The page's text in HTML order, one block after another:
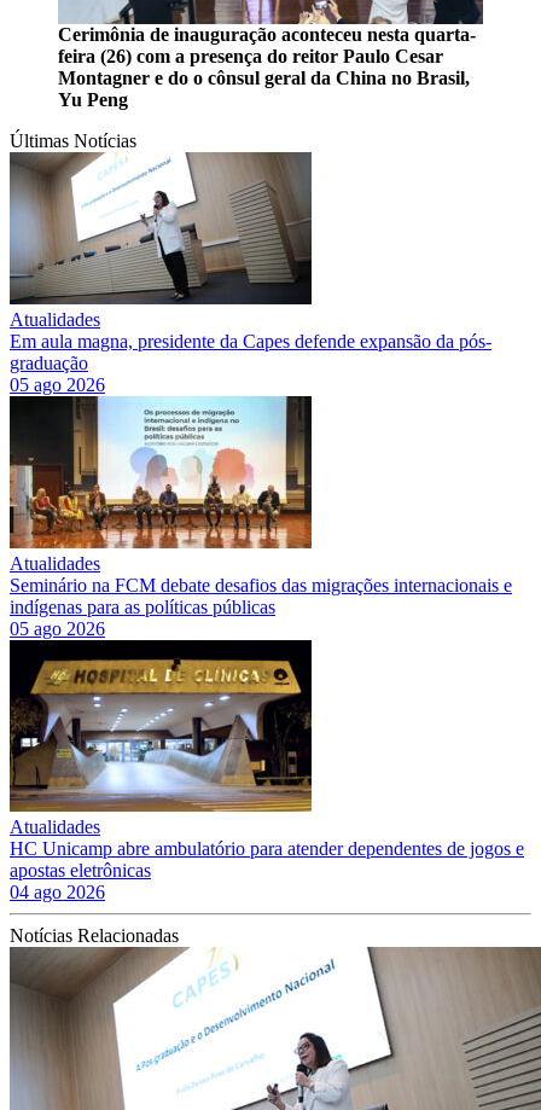
Cerimônia de inauguração aconteceu nesta quarta-
feira (26) com a presença do reitor Paulo Cesar
Montagner e do o cônsul geral da China no Brasil,
Yu Peng
Últimas Notícias
Atualidades
Em aula magna, presidente da Capes defende expansão da pós-
graduação
05 ago 2026
Atualidades
Seminário na FCM debate desafios das migrações internacionais e
indígenas para as políticas públicas
05 ago 2026
Atualidades
HC Unicamp abre ambulatório para atender dependentes de jogos e
apostas eletrônicas
04 ago 2026
Notícias Relacionadas